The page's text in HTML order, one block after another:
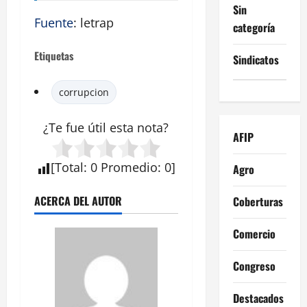
Fuente: letrap
Etiquetas
corrupcion
¿Te fue útil esta nota?
[Total: 0 Promedio: 0]
ACERCA DEL AUTOR
Sin
categoría
Sindicatos
AFIP
Agro
Coberturas
Comercio
Congreso
Destacados